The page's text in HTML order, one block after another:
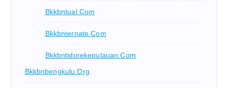
Bkkbntual.com
Bkkbnternate.com
Bkkbntidorekepulauan.com
Bkkbnbengkulu.org